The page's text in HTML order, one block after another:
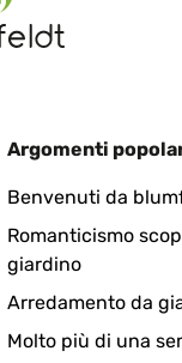
Dusche sehr
dabei war. Wir
nachgeliefert
sorti de la
Argomenti
Benvenuti da
Romanticismo
giardino
Arredamento da
Molto più di una